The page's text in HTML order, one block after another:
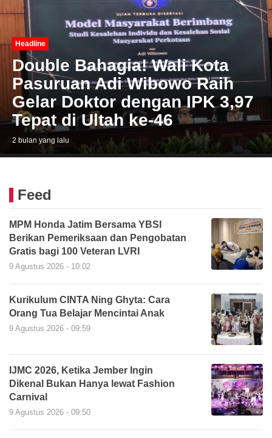
Headline
Double Bahagia! Wali Kota
Pasuruan Adi Wibowo Raih
Gelar Doktor dengan IPK 3,97
Tepat di Ultah ke-46
2 bulan yang lalu
Feed
MPM Honda Jatim Bersama YBSI
Berikan Pemeriksaan dan Pengobatan
Gratis bagi 100 Veteran LVRI
9 Agustus 2026 - 10:02
Kurikulum CINTA Ning Ghyta: Cara
Orang Tua Belajar Mencintai Anak
9 Agustus 2026 - 09:59
IJMC 2026, Ketika Jember Ingin
Dikenal Bukan Hanya lewat Fashion
Carnival
9 Agustus 2026 - 09:50